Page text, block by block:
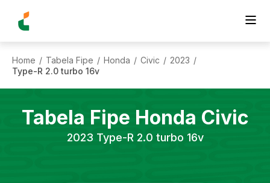
Home / Tabela Fipe / Honda / Civic / 2023 /
Type-R 2.0 turbo 16v
Tabela Fipe Honda Civic
2023 Type-R 2.0 turbo 16v